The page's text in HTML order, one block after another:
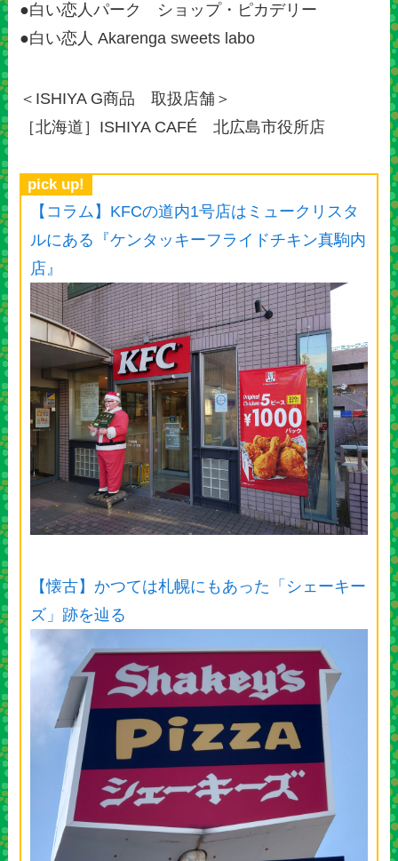
●白い恋人パーク ショップ・ピカデリー
●白い恋人 Akarenga sweets labo
＜ISHIYA G商品 取扱店舗＞
［北海道］ISHIYA CAFÉ 北広島市役所店
pick up!
【コラム】KFCの道内1号店はミュークリスタ
ルにある『ケンタッキーフライドチキン真駒内
店』
【懐古】かつては札幌にもあった「シェーキー
ズ」跡を辿る